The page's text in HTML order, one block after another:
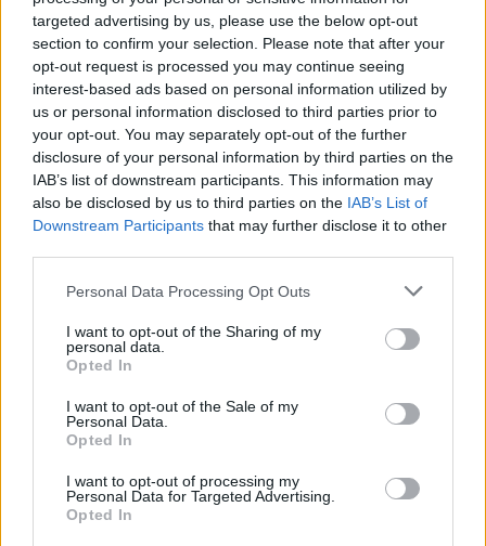
targeted advertising by us, please use the below opt-out
section to confirm your selection. Please note that after your
opt-out request is processed you may continue seeing
interest-based ads based on personal information utilized by
us or personal information disclosed to third parties prior to
your opt-out. You may separately opt-out of the further
disclosure of your personal information by third parties on the
IAB’s list of downstream participants. This information may
also be disclosed by us to third parties on the IAB’s List of
Downstream Participants that may further disclose it to other
Personal Data Processing Opt Outs
I want to opt-out of the Sharing of my
personal data.
Opted In
I want to opt-out of the Sale of my
Personal Data.
Opted In
I want to opt-out of processing my
Personal Data for Targeted Advertising.
Opted In
συνεχείς αυξήσεις τους τελευταίους 18
μήνες.